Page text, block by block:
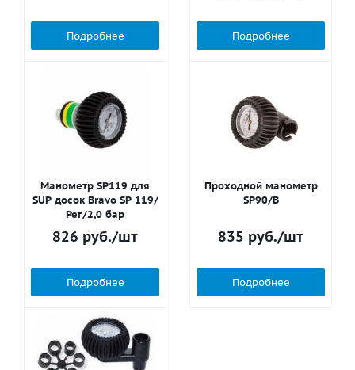
Подробнее Подробнее
Манометр SP119 для
SUP досок Bravo SP 119/
Рег/2,0 бар
826 руб./шт
Подробнее
Проходной манометр
SP90/B
835 руб./шт
Подробнее